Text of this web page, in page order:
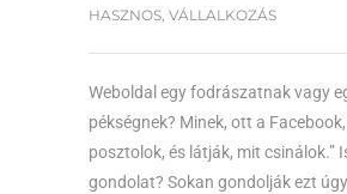
HASZNOS, VÁLLALKOZÁS
Weboldal egy fodrászatnak vagy
pékségnek? Minek, ott a
posztolok, és látják, mit csinálok.”
gondolat? Sokan gondolják ezt